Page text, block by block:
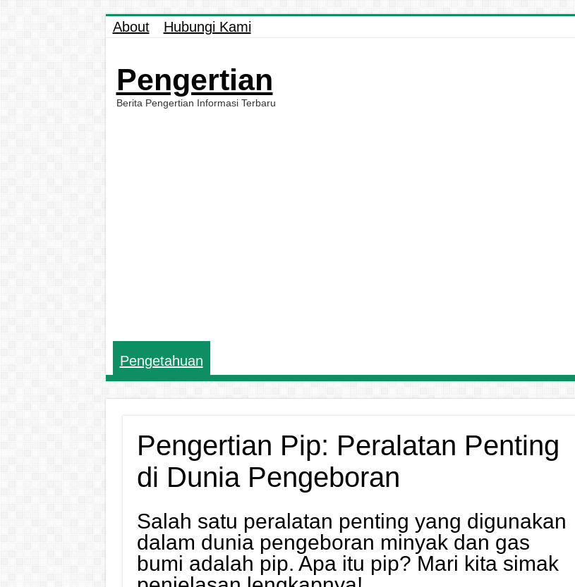
About Hubungi Kami
Pengertian
Berita Pengertian Informasi Terbaru
Pengetahuan
Pengertian Pip: Peralatan Penting
di Dunia Pengeboran
Salah satu peralatan penting yang digunakan
dalam dunia pengeboran minyak dan gas
bumi adalah pip. Apa itu pip? Mari kita simak